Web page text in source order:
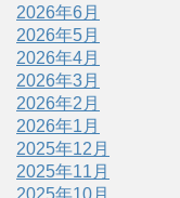
2026年6月
2026年5月
2026年4月
2026年3月
2026年2月
2026年1月
2025年12月
2025年11月
2025年10月